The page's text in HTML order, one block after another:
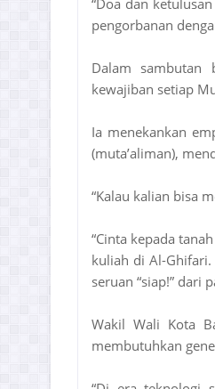
“Doa dan
pengorbanan
Dalam sambutan
kewajiban setiap
Ia menekankan
(muta’aliman),
“Kalau kalian bisa
“Cinta kepada
kuliah di Al-
seruan “siap!” dari
Wakil Wali Kota
membutuhkan